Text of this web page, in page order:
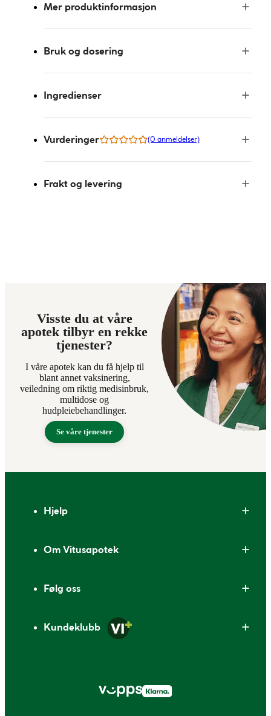
Mer produktinformasjon
Bruk og dosering
Ingredienser
Vurderinger (0 anmeldelser)
Frakt og levering
Visste du at våre
apotek tilbyr en rekke
tjenester?
I våre apotek kan du få hjelp til
blant annet vaksinering,
veiledning om riktig medisinbruk,
multidose og
hudpleiebehandlinger.
Se våre tjenester
Hjelp
Om Vitusapotek
Følg oss
Kundeklubb